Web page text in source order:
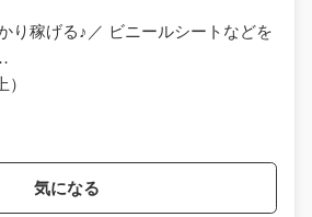
り稼げる♪／ ビニールシートなどを
気になる